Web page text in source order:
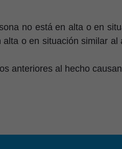
no está en alta o en
o en situación similar al
anteriores al hecho